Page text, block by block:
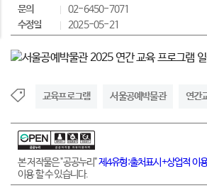
문의
02-6450-7071
수정일
2025-05-21
교육프로그램 서울공예박물관 연간
본 저작물은 "공공누리"제4유형:출처표시+상업적 이
이용 할 수 있습니다.